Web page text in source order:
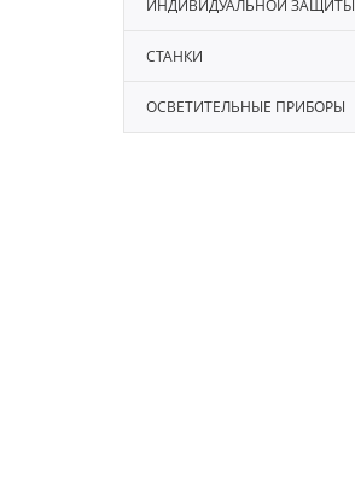
ИНДИВИДУАЛЬНОЙ ЗАЩИТЫ
СТАНКИ
ОСВЕТИТЕЛЬНЫЕ ПРИБОРЫ